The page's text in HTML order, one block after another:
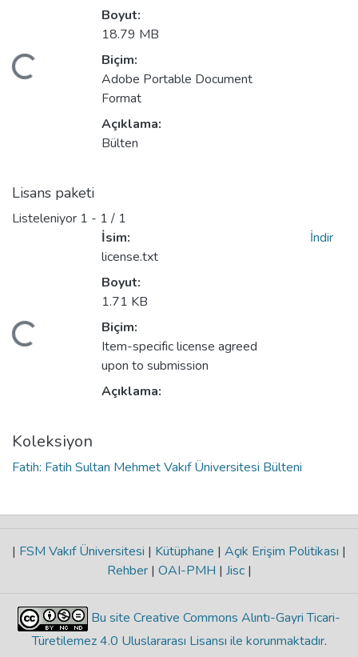
Yükleniyor...
Boyut:
18.79 MB
Biçim:
Adobe Portable Document
Format
Açıklama:
Bülten
Lisans paketi
Listeleniyor 1 - 1 / 1
Yükleniyor...
İsim:
license.txt
Boyut:
1.71 KB
Biçim:
Item-specific license agreed
upon to submission
Açıklama:
İndir
Koleksiyon
Fatih: Fatih Sultan Mehmet Vakıf Üniversitesi Bülteni
| FSM Vakıf Üniversitesi | Kütüphane | Açık Erişim Politikası |
Rehber | OAI-PMH | Jisc |
Bu site Creative Commons Alıntı-Gayri Ticari-
Türetilemez 4.0 Uluslararası Lisansı ile korunmaktadır.